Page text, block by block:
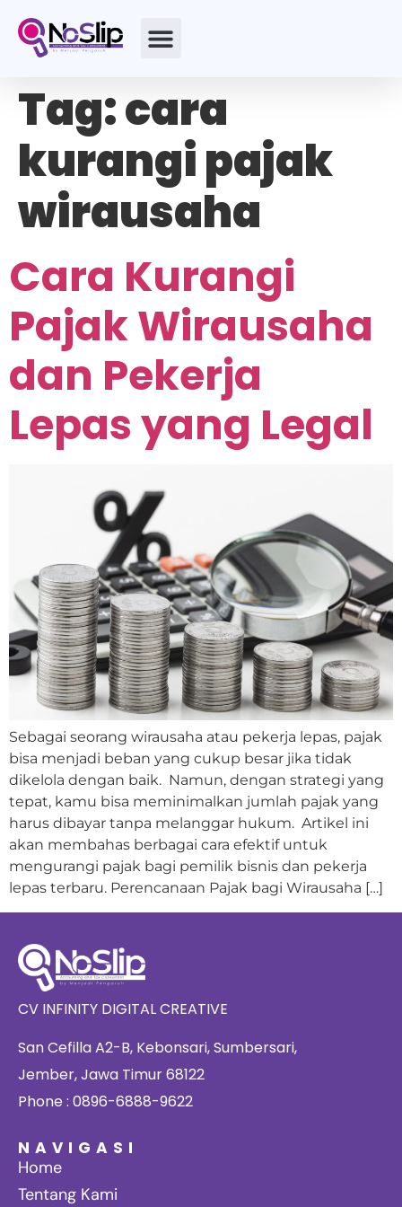
Tag:cara
kurangi pajak
wirausaha
Cara Kurangi
Pajak Wirausaha
dan Pekerja
Lepas yang Legal
Sebagai seorang wirausaha atau pekerja lepas, pajak
bisa menjadi beban yang cukup besar jika tidak
dikelola dengan baik. Namun, dengan strategi yang
tepat, kamu bisa meminimalkan jumlah pajak yang
harus dibayar tanpa melanggar hukum. Artikel ini
akan membahas berbagai cara efektif untuk
mengurangi pajak bagi pemilik bisnis dan pekerja
lepas terbaru. Perencanaan Pajak bagi Wirausaha […]
CV INFINITY DIGITAL CREATIVE
San Cefilla A2-B, Kebonsari, Sumbersari,
Jember, Jawa Timur 68122
Phone : 0896-6888-9622
NAVIGASI
Home
Tentang Kami